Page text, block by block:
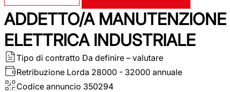
ADDETTO/A MANUTENZIONE
ELETTRICA INDUSTRIALE
Tipo di contratto Da definire – valutare
Retribuzione Lorda 28000 - 32000 annuale
Codice annuncio 350294